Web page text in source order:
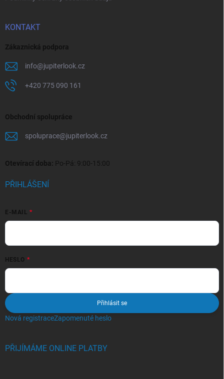
KONTAKT
Zákaznická podpora
info@jupiterlook.cz
+420 775 090 161
Obchodní spolupráce
spoluprace@jupiterlook.cz
Otevírací doba: Po-Pá: 9:00-15:00
PŘIHLÁŠENÍ
E-MAIL
HESLO
Přihlásit se
Nová registraceZapomenuté heslo
PŘIJÍMÁME ONLINE PLATBY